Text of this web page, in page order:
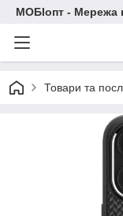
МОБІопт - Мережа
Товари та